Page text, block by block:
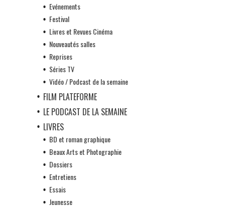
Evénements
Festival
Livres et Revues Cinéma
Nouveautés salles
Reprises
Séries TV
Vidéo / Podcast de la semaine
FILM PLATEFORME
LE PODCAST DE LA SEMAINE
LIVRES
BD et roman graphique
Beaux Arts et Photographie
Dossiers
Entretiens
Essais
Jeunesse